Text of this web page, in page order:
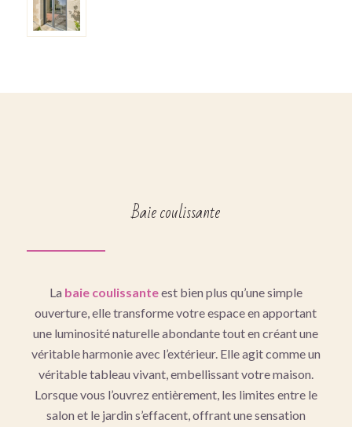
Baie coulissante
La baie coulissanteest bien plus qu’une simple
ouverture, elle transforme votre espace en apportant
une luminosité naturelle abondante tout en créant une
véritable harmonie avec l’extérieur. Elle agit comme un
véritable tableau vivant, embellissant votre maison.
Lorsque vous l’ouvrez entièrement, les limites entre le
salon et le jardin s’effacent, offrant une sensation